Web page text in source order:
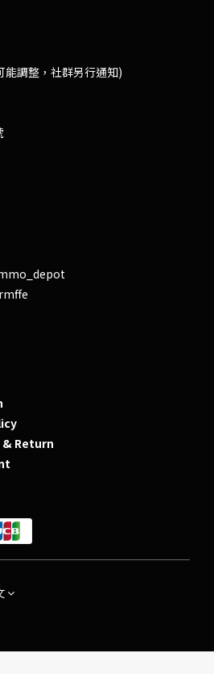
能調整，社群另行通知)
& Return